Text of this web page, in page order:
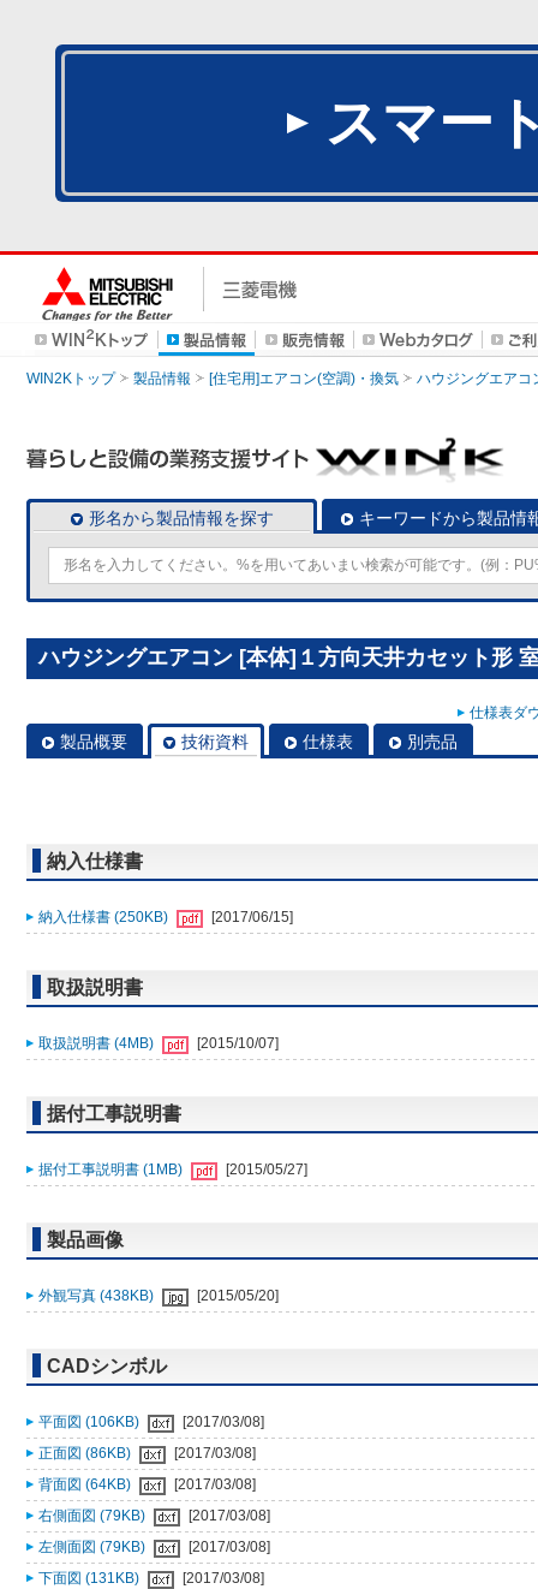
スマー
WIN2Kトップ 製品情報 [住宅用]エアコン(空調)・換気 ハウジングエアコ
形名から製品情報を探す キーワードから製品情
ハウジングエアコン [本体]１方向天井カセット形
仕様表ダ
製品概要 技術資料 仕様表 別売品
納入仕様書
納入仕様書 (250KB) [2017/06/15]
取扱説明書
取扱説明書 (4MB) [2015/10/07]
据付工事説明書
据付工事説明書 (1MB) [2015/05/27]
製品画像
外観写真 (438KB) [2015/05/20]
CADシンボル
平面図 (106KB)
[2017/03/08]
正面図 (86KB)
[2017/03/08]
背面図 (64KB)
[2017/03/08]
右側面図 (79KB)
[2017/03/08]
左側面図 (79KB)
[2017/03/08]
下面図 (131KB)
[2017/03/08]